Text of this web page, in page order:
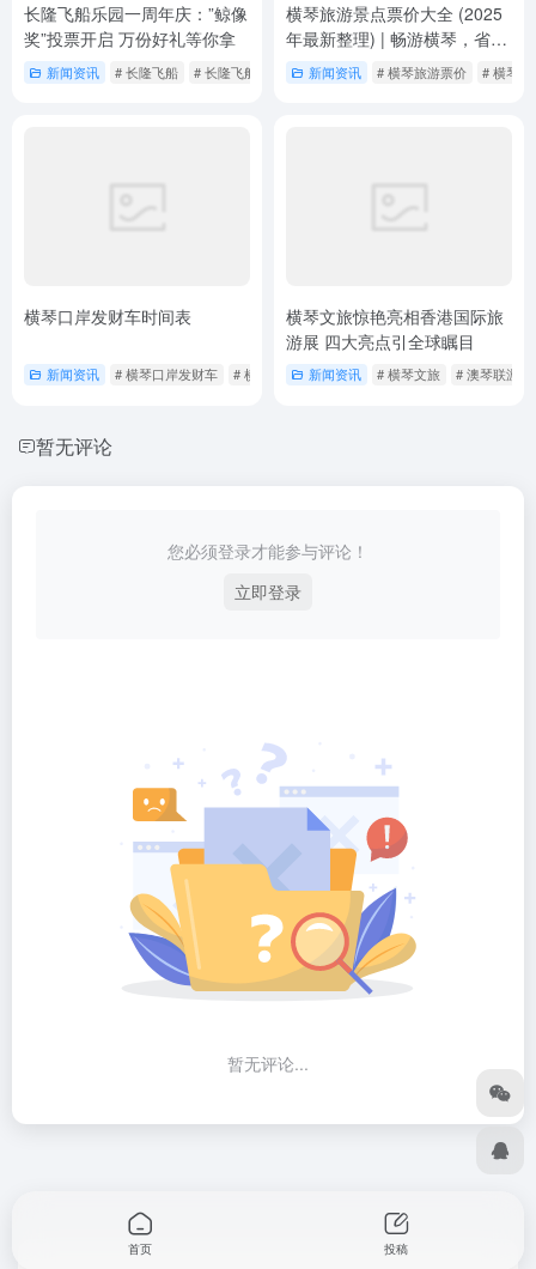
长隆飞船乐园一周年庆：”鲸像
奖”投票开启 万份好礼等你拿
新闻资讯 # 长隆飞船 # 长隆飞船乐园
横琴旅游景点票价大全 (2025
年最新整理) | 畅游横琴，省钱
攻略看这篇就够了！
新闻资讯 # 横琴旅游票价 # 横琴
横琴口岸发财车时间表
新闻资讯 # 横琴口岸发财车 # 横琴口岸发财车攻略
横琴文旅惊艳亮相香港国际旅
游展 四大亮点引全球瞩目
新闻资讯 # 横琴文旅 # 澳琴联游
暂无评论
您必须登录才能参与评论！
立即登录
暂无评论...
首页 投稿